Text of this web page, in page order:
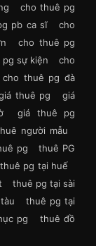
cho thuê pg
pb ca sĩ
cho
cho thuê pg
sự kiện
cho
cho thuê pg đà
thuê pg
giá
giá thuê pg
người mẫu
pg
thuê PG
thuê pg tại huế
thuê pg tại sài
thuê pg tại
pg
thuê đồ